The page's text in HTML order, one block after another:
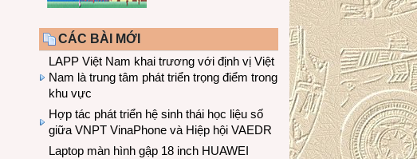
CÁC BÀI MỚI
LAPP Việt Nam khai trương với định vị Việt
Nam là trung tâm phát triển trọng điểm trong
khu vực
Hợp tác phát triển hệ sinh thái học liệu số
giữa VNPT VinaPhone và Hiệp hội VAEDR
Laptop màn hình gập 18 inch HUAWEI